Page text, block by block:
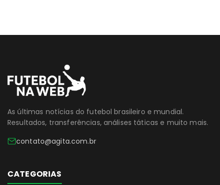
As últimas notícias do futebol brasileiro e mundial.
Resultados, transferências, análises táticas e muito mais.
contato@agita.com.br
CATEGORIAS